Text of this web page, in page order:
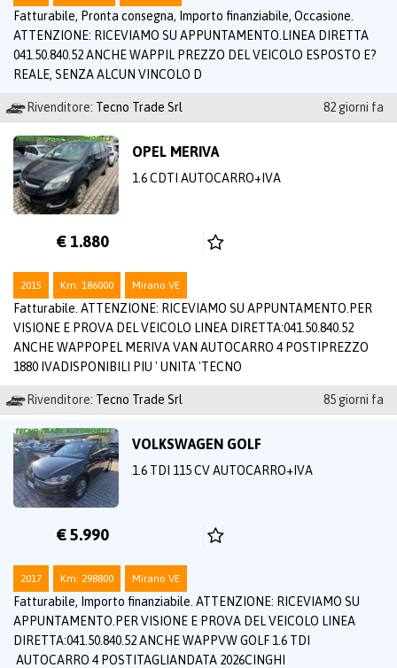
Fatturabile, Pronta consegna, Importo finanziabile, Occasione.
ATTENZIONE: RICEVIAMO SU APPUNTAMENTO.LINEA DIRETTA
041.50.840.52 ANCHE WAPPIL PREZZO DEL VEICOLO ESPOSTO E?
REALE, SENZA ALCUN VINCOLO D
Rivenditore: Tecno Trade Srl 82 giorni fa
OPEL MERIVA
1.6 CDTI AUTOCARRO+IVA
€ 1.880
2015 Km: 186000 Mirano VE
Fatturabile. ATTENZIONE: RICEVIAMO SU APPUNTAMENTO.PER
VISIONE E PROVA DEL VEICOLO LINEA DIRETTA:041.50.840.52
ANCHE WAPPOPEL MERIVA VAN AUTOCARRO 4 POSTIPREZZO
1880 IVADISPONIBILI PIU ' UNITA 'TECNO
Rivenditore: Tecno Trade Srl 85 giorni fa
VOLKSWAGEN GOLF
1.6 TDI 115 CV AUTOCARRO+IVA
€ 5.990
2017 Km: 298800 Mirano VE
Fatturabile, Importo finanziabile. ATTENZIONE: RICEVIAMO SU
APPUNTAMENTO.PER VISIONE E PROVA DEL VEICOLO LINEA
DIRETTA:041.50.840.52 ANCHE WAPPVW GOLF 1.6 TDI
AUTOCARRO 4 POSTITAGLIANDATA 2026CINGHI